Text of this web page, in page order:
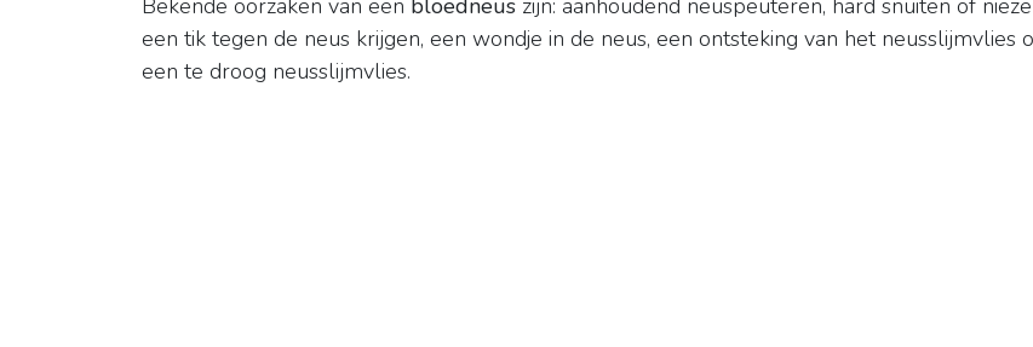
Bekende oorzaken van een bloedneus zijn: aanhoudend neuspeuteren, hard snuiten of
een tik tegen de neus krijgen, een wondje in de neus, een ontsteking van het neusslijmvlies
een te droog neusslijmvlies.